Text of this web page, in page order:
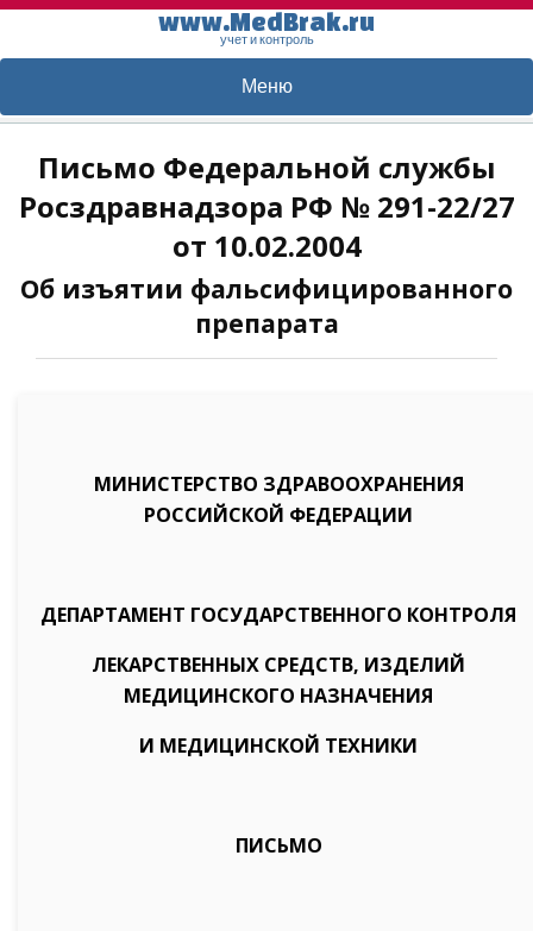
www.MedBrak.ru
учет и контроль
Меню
Письмо Федеральной службы
Росздравнадзора РФ № 291-22/27
от 10.02.2004
Об изъятии фальсифицированного
препарата
МИНИСТЕРСТВО ЗДРАВООХРАНЕНИЯ
РОССИЙСКОЙ ФЕДЕРАЦИИ
ДЕПАРТАМЕНТ ГОСУДАРСТВЕННОГО КОНТРОЛЯ
ЛЕКАРСТВЕННЫХ СРЕДСТВ, ИЗДЕЛИЙ
МЕДИЦИНСКОГО НАЗНАЧЕНИЯ
И МЕДИЦИНСКОЙ ТЕХНИКИ
ПИСЬМО